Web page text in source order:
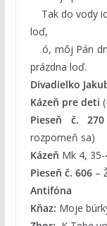
Tak do vody
loď,
ó, môj Pán
prázdna loď.
Divadielko
Kázeň pre deti
Pieseň č.
270
rozpomeň sa)
Kázeň Mk 4,
Pieseň č. 606 –
Antifóna
Kňaz: Moje